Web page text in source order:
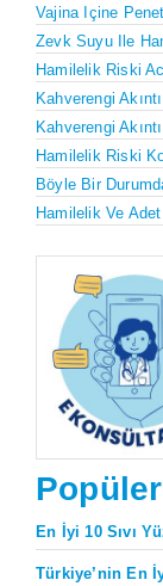
Vajina Içine
Zevk Suyu Ile
Hamilelik Riski
Kahverengi
Kahverengi
Hamilelik Riski
Böyle Bir
Hamilelik Ve Adet
En İyi 10 Sıvı
Türkiye’nin En